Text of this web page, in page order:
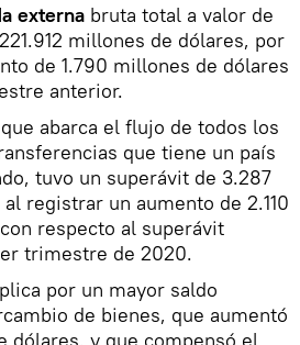
externa bruta total a valor de
millones de dólares, por
de 1.790 millones de dólares
anterior.
abarca el flujo de todos los
que tiene un país
tuvo un superávit de 3.287
registrar un aumento de 2.110
respecto al superávit
trimestre de 2020.
por un mayor saldo
de bienes, que aumentó
dólares, y que compensó el